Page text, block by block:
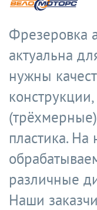
Фрезеровка
актуальна
нужны
пластика.
различные
Наши